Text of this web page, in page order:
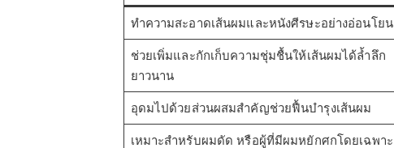
ทำความสะอาดเส้นผมและหนังศีรษะอย่างอ่อนโยน
ช่วยเพิ่มและกักเก็บความชุ่มชื้นให้เส้นผมได้ล้ำลึก
ยาวนาน
อุดมไปด้วยส่วนผสมสำคัญช่วยฟื้นบำรุงเส้นผม
เหมาะสำหรับผมดัด หรือผู้ที่มีผมหยักศกโดยเฉพาะ